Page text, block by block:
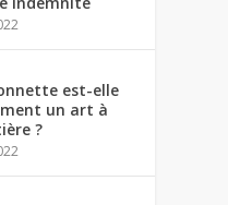
est-elle
un art à
?